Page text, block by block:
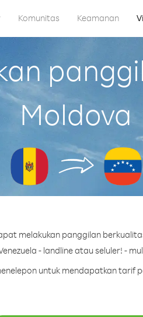
Komunitas Keamanan
Moldova
melakukan panggilan
- landline atau seluler! -
untuk mendapatkan tarif